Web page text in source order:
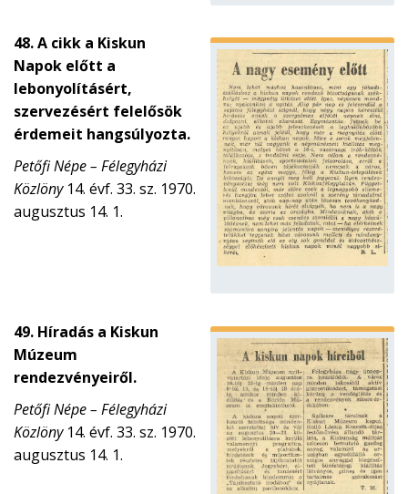
48. A cikk a Kiskun
Napok előtt a
lebonyolításért,
szervezésért felelősök
érdemeit hangsúlyozta.
Petőfi Népe – Félegyházi
Közlöny14. évf. 33. sz. 1970.
augusztus 14. 1.
49. Híradás a Kiskun
Múzeum
rendezvényeiről.
Petőfi Népe – Félegyházi
Közlöny14. évf. 33. sz. 1970.
augusztus 14. 1.